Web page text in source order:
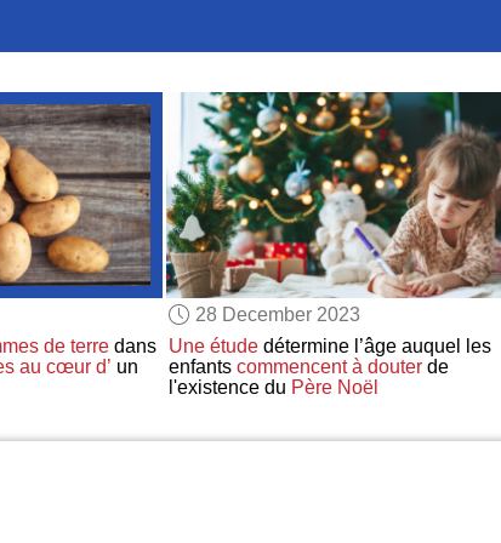
de terredans
au cœur d’ un
28 December 2023
Une étudedétermine l’âge auquel les
enfants commencent à douterde
l'existence du Père Noël